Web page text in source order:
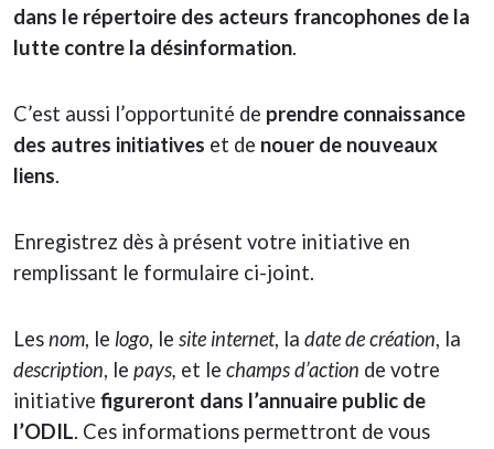
dans le répertoire des acteurs francophones de la
lutte contre la désinformation.
C’est aussi l’opportunité de prendre connaissance
des autres initiatives et de nouer de nouveaux
liens.
Enregistrez dès à présent votre initiative en
remplissant le formulaire ci-joint.
Lesnom, le logo, le site internet, la date de création, la
description, le pays, et le champs d’action de votre
initiative figureront dans l’annuaire public de
l’ODIL. Ces informations permettront de vous